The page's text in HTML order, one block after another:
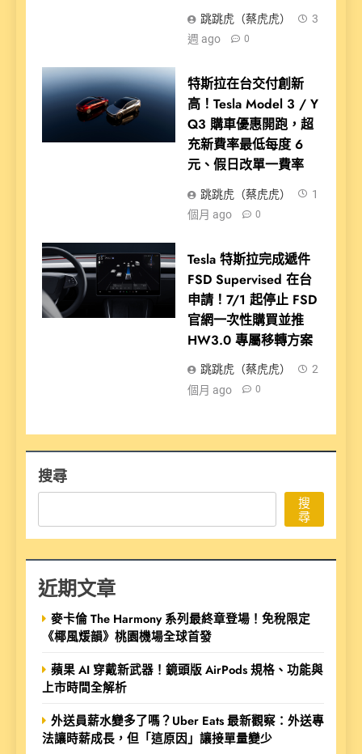
跳跳虎（蔡虎虎）
3
週 ago
0
特斯拉在台交付創新
高！Tesla Model 3 / Y
Q3 購車優惠開跑，超
充新費率最低每度 6
元、假日改單一費率
跳跳虎（蔡虎虎）
1
個月 ago
0
Tesla 特斯拉完成遞件
FSD Supervised 在台
申請！7/1 起停止 FSD
官網一次性購買並推
HW3.0 專屬移轉方案
跳跳虎（蔡虎虎）
2
個月 ago
0
搜尋
搜
尋
近期文章
麥卡倫 The Harmony 系列最終章登場！免稅限定
《椰風煖韻》桃園機場全球首發
蘋果 AI 穿戴新武器！鏡頭版 AirPods 規格、功能與
上市時間全解析
外送員薪水變多了嗎？Uber Eats 最新觀察：外送專
法讓時薪成長，但「這原因」讓接單量變少